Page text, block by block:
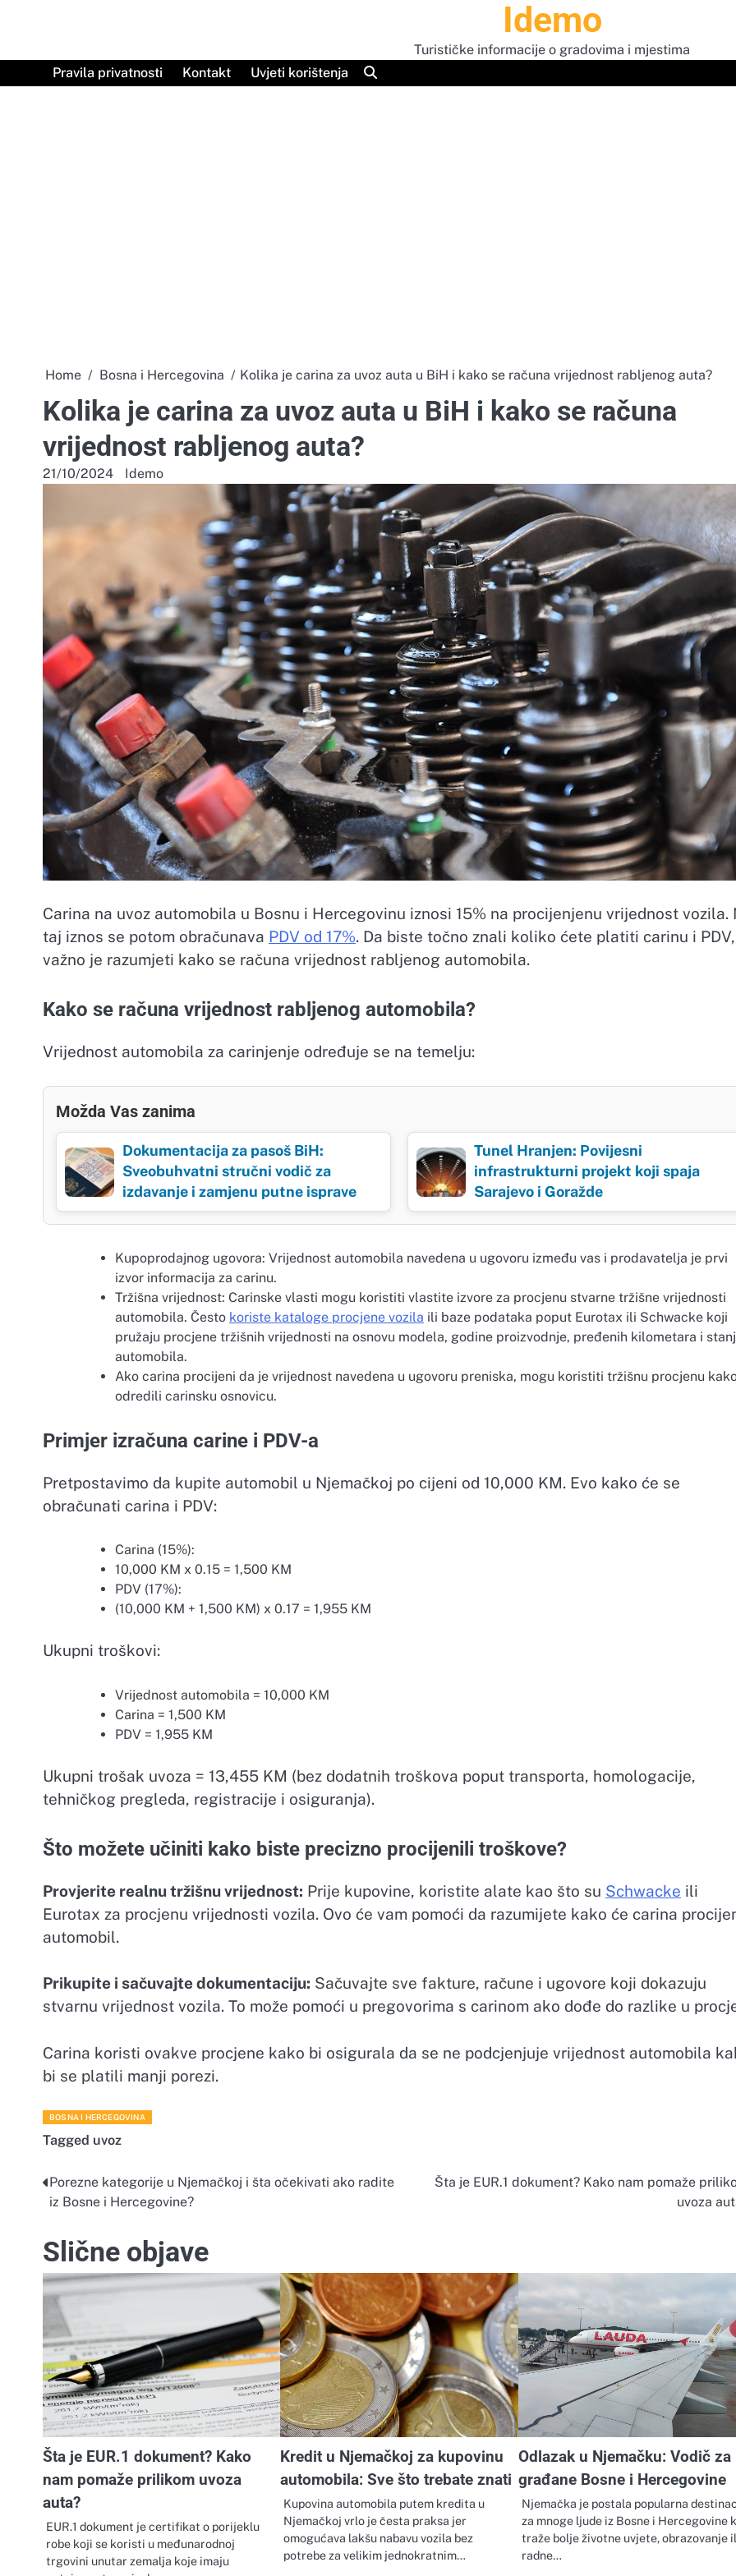
Idemo
Turističke informacije o gradovima i mjestima
Pravila privatnosti
Kontakt Uvjeti korištenja
Home Bosna i Hercegovina Kolika je carina za uvoz auta u BiH i kako se računa vrijednost rabljenog auta?
Kolika je carina za uvoz auta u BiH i kako se računa
vrijednost rabljenog auta?
21/10/2024 Idemo
Carina na uvoz automobila u Bosnu i Hercegovinu iznosi 15% na procijenjenu vrijednost vozila.
taj iznos se potom obračunava PDV od 17%. Da biste točno znali koliko ćete platiti carinu i PDV,
važno je razumjeti kako se računa vrijednost rabljenog automobila.
Kako se računa vrijednost rabljenog automobila?
Vrijednost automobila za carinjenje određuje se na temelju:
Možda Vas zanima
Dokumentacija za pasoš BiH:
Sveobuhvatni stručni vodič za
izdavanje i zamjenu putne isprave
Tunel Hranjen: Povijesni
infrastrukturni projekt koji spaja
Sarajevo i Goražde
Kupoprodajnog ugovora: Vrijednost automobila navedena u ugovoru između vas i prodavatelja je prvi
izvor informacija za carinu.
Tržišna vrijednost: Carinske vlasti mogu koristiti vlastite izvore za procjenu stvarne tržišne vrijednosti
automobila. Često koriste kataloge procjene vozila ili baze podataka poput Eurotax ili Schwacke koji
pružaju procjene tržišnih vrijednosti na osnovu modela, godine proizvodnje, pređenih kilometara i
automobila.
Ako carina procijeni da je vrijednost navedena u ugovoru preniska, mogu koristiti tržišnu procjenu
odredili carinsku osnovicu.
Primjer izračuna carine i PDV-a
Pretpostavimo da kupite automobil u Njemačkoj po cijeni od 10,000 KM. Evo kako će se
obračunati carina i PDV:
Carina (15%):
10,000 KM x 0.15 = 1,500 KM
PDV (17%):
(10,000 KM + 1,500 KM) x 0.17 = 1,955 KM
Ukupni troškovi:
Vrijednost automobila = 10,000 KM
Carina = 1,500 KM
PDV = 1,955 KM
Ukupni trošak uvoza = 13,455 KM (bez dodatnih troškova poput transporta, homologacije,
tehničkog pregleda, registracije i osiguranja).
Što možete učiniti kako biste precizno procijenili troškove?
Provjerite realnu tržišnu vrijednost: Prije kupovine, koristite alate kao što su Schwacke ili
Eurotax za procjenu vrijednosti vozila. Ovo će vam pomoći da razumijete kako će carina
automobil.
Prikupite i sačuvajte dokumentaciju: Sačuvajte sve fakture, račune i ugovore koji dokazuju
stvarnu vrijednost vozila. To može pomoći u pregovorima s carinom ako dođe do razlike u
Carina koristi ovakve procjene kako bi osigurala da se ne podcjenjuje vrijednost automobila
bi se platili manji porezi.
BOSNA I HERCEGOVINA
Tagged uvoz
Navigacija
Porezne kategorije u Njemačkoj i šta očekivati ako radite
iz Bosne i Hercegovine?
Šta je EUR.1 dokument? Kako nam pomaže
uvoza
Slične objave
Šta je EUR.1 dokument? Kako
nam pomaže prilikom uvoza
auta?
EUR.1 dokument je certifikat o porijeklu
robe koji se koristi u međunarodnoj
trgovini unutar zemalja koje imaju
Kredit u Njemačkoj za kupovinu
automobila: Sve što trebate znati
Kupovina automobila putem kredita u
Njemačkoj vrlo je česta praksa jer
omogućava lakšu nabavu vozila bez
potrebe za velikim jednokratnim…
Odlazak u Njemačku: Vodič za
građane Bosne i Hercegovine
Njemačka je postala popularna
za mnoge ljude iz Bosne i Hercegovine
traže bolje životne uvjete, obrazovanje
radne…